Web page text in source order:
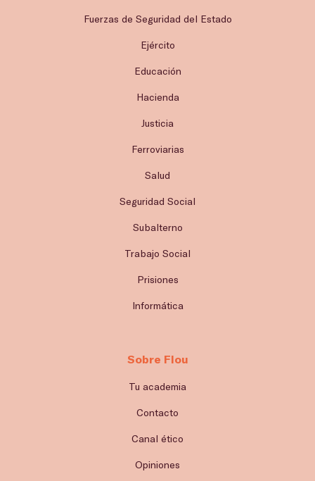
Fuerzas de Seguridad del Estado
Ejército
Educación
Hacienda
Justicia
Ferroviarias
Salud
Seguridad Social
Subalterno
Trabajo Social
Prisiones
Informática
Sobre Flou
Tu academia
Contacto
Canal ético
Opiniones